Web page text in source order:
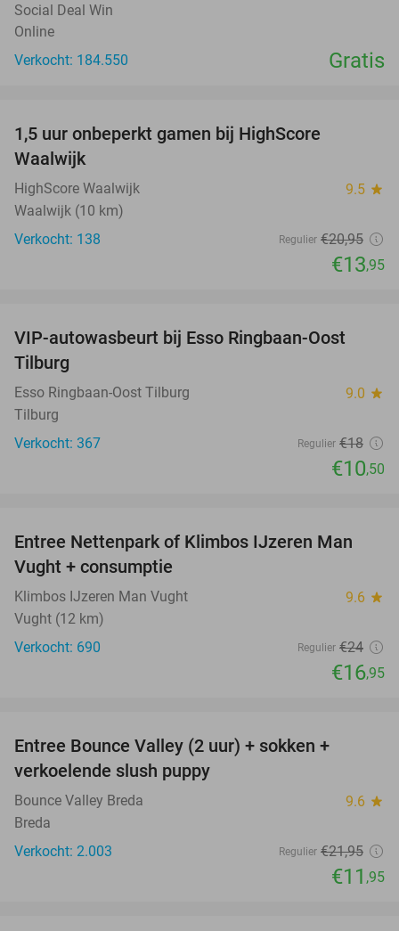
Social Deal Win
Online
Verkocht: 184.550
Gratis
1,5 uur onbeperkt gamen bij HighScore
Waalwijk
HighScore Waalwijk 9.5 star
Waalwijk (10 km)
Verkocht: 138
Regulier €20,95
€13,95
42%
VIP-autowasbeurt bij Esso Ringbaan-Oost
Tilburg
Esso Ringbaan-Oost Tilburg 9.0 star
Tilburg
Verkocht: 367
Regulier €18
€10,50
29%
Entree Nettenpark of Klimbos IJzeren Man
Vught + consumptie
Klimbos IJzeren Man Vught 9.6 star
Vught (12 km)
Verkocht: 690
Regulier €24
€16,95
Entree Bounce Valley (2 uur) + sokken +
verkoelende slush puppy
Bounce Valley Breda 9.6 star
Breda
Verkocht: 2.003
Regulier €21,95
€11 ,95